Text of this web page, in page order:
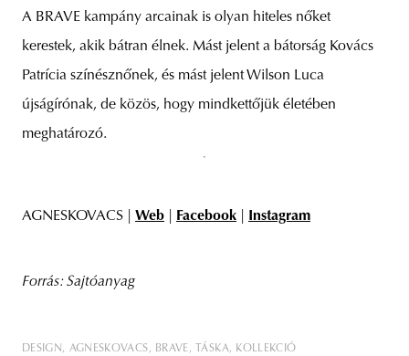
A BRAVE kampány arcainak is olyan hiteles nőket
kerestek, akik bátran élnek. Mást jelent a bátorság Kovács
Patrícia színésznőnek, és mást jelent Wilson Luca
újságírónak, de közös, hogy mindkettőjük életében
meghatározó.
AGNESKOVACS | Web Facebook Instagram
Forrás: Sajtóanyag
DESIGN AGNESKOVACS BRAVE TÁSKA KOLLEKCIÓ